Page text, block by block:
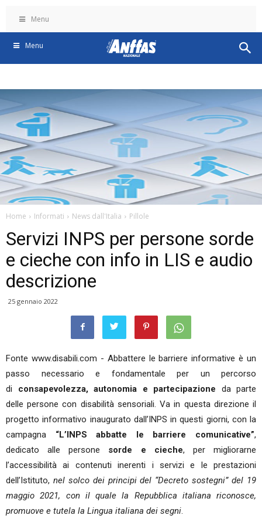
Menu
Menu
Home Informati News dall'Italia Pillole
Servizi INPS per persone sorde
e cieche con info in LIS e audio
descrizione
25 gennaio 2022
Fonte www.disabili.com - Abbattere le barriere informative è un
passo necessario e fondamentale per un percorso
di consapevolezza, autonomia e partecipazione da parte
delle persone con disabilità sensoriali. Va in questa direzione il
progetto informativo inaugurato dall’INPS in questi giorni, con la
campagna “L’INPS abbatte le barriere comunicative”,
dedicato alle persone sorde e cieche, per migliorarne
l’accessibilità ai contenuti inerenti i servizi e le prestazioni
dell’Istituto, nel solco dei principi del “Decreto sostegni” del 19
maggio 2021, con il quale la Repubblica italiana riconosce,
promuove e tutela la Lingua italiana dei segni.